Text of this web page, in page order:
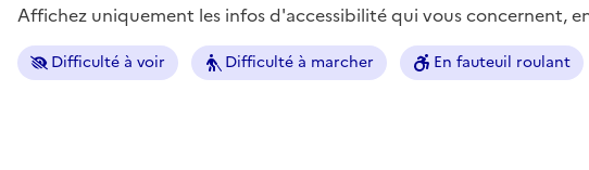
Affichez uniquement les infos d'accessibilité qui vous concernent,
Difficulté à voir Difficulté à marcher En fauteuil roulant